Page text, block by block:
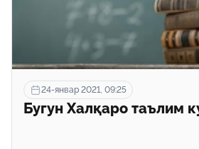
24-январ 2021, 09:25
Бугун Халқаро таълим